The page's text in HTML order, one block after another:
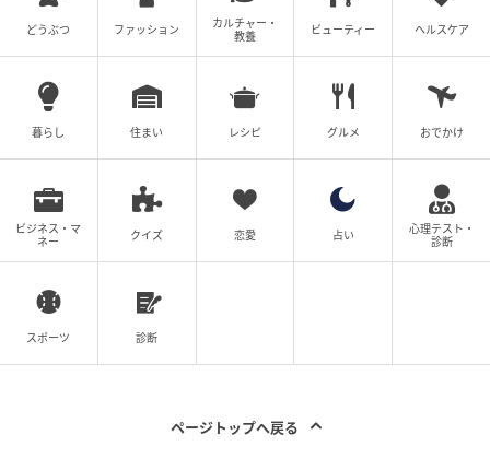
どうぶつ ファッション
カルチャー・
教養
ビューティー ヘルスケア
暮らし 住まい レシピ グルメ おでかけ
ビジネス・マ
ネー
クイズ 恋愛 占い
心理テスト・
診断
スポーツ 診断
ページトップへ戻る